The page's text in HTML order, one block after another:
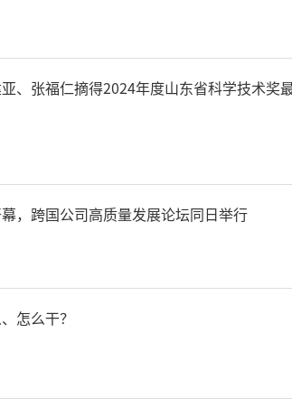
、张福仁摘得2024年度山东省科学技术奖
，跨国公司高质量发展论坛同日举行
怎么干？